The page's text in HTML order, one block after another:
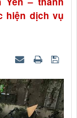
hiện dịch vụ